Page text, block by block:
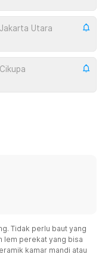
Utara
Tidak perlu baut yang
lem perekat yang bisa
kamar mandi atau